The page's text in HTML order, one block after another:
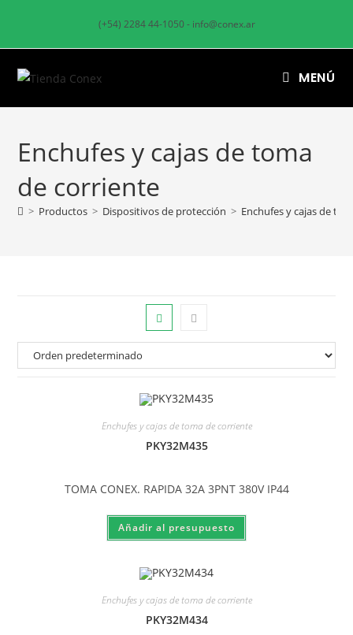
(+54) 2284 44-1050 - info@conex.ar
MENÚ
Enchufes y cajas de toma
de corriente
> Productos > Dispositivos de protección > Enchufes y cajas de
Enchufes y cajas de toma de corriente
PKY32M435
TOMA CONEX. RAPIDA 32A 3PNT 380V IP44
Enchufes y cajas de toma de corriente
PKY32M434